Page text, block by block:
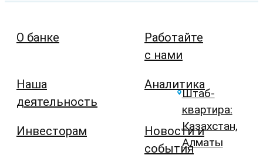
О банке
Наша
деятельность
Инвесторам
Работайте
с нами
Аналитика
Новости и
события
Штаб-
квартира:
Казахстан,
Алматы